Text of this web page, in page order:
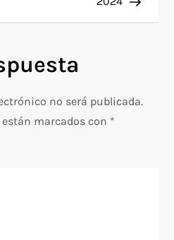
no será publicada.
marcados con *